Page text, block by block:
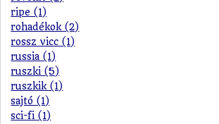
ripe (1)
rohadékok (2)
rossz vicc (1)
russia (1)
ruszki (5)
ruszkik (1)
sajtó (1)
sci-fi (1)